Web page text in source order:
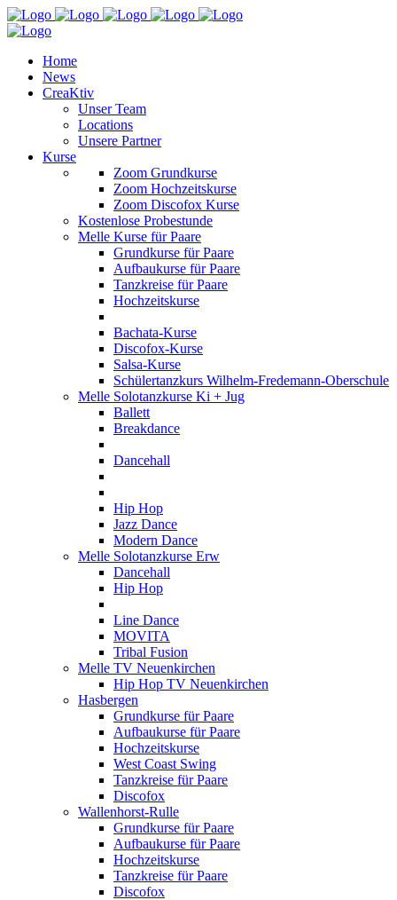
Home
News
CreaKtiv
Unser Team
Locations
Unsere Partner
Kurse
Zoom Grundkurse
Zoom Hochzeitskurse
Zoom Discofox Kurse
Kostenlose Probestunde
Melle Kurse für Paare
Grundkurse für Paare
Aufbaukurse für Paare
Tanzkreise für Paare
Hochzeitskurse
Bachata-Kurse
Discofox-Kurse
Salsa-Kurse
Schülertanzkurs Wilhelm-Fredemann-Oberschule
Melle Solotanzkurse Ki + Jug
Ballett
Breakdance
Dancehall
Hip Hop
Jazz Dance
Modern Dance
Melle Solotanzkurse Erw
Dancehall
Hip Hop
Line Dance
MOVITA
Tribal Fusion
Melle TV Neuenkirchen
Hip Hop TV Neuenkirchen
Hasbergen
Grundkurse für Paare
Aufbaukurse für Paare
Hochzeitskurse
West Coast Swing
Tanzkreise für Paare
Discofox
Wallenhorst-Rulle
Grundkurse für Paare
Aufbaukurse für Paare
Hochzeitskurse
Tanzkreise für Paare
Discofox